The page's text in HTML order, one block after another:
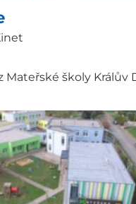
Mateřské školy Králův